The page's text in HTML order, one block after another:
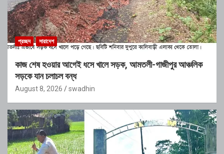
প্রচ্ছদ সারাদেশ
কাজ শেষ হওয়ার আগেই ধসে খালে সড়ক, আমতলী-গাজীপুর আঞ্চলিক
সড়কে যান চলাচল বন্ধ
August 8, 2026 swadhin